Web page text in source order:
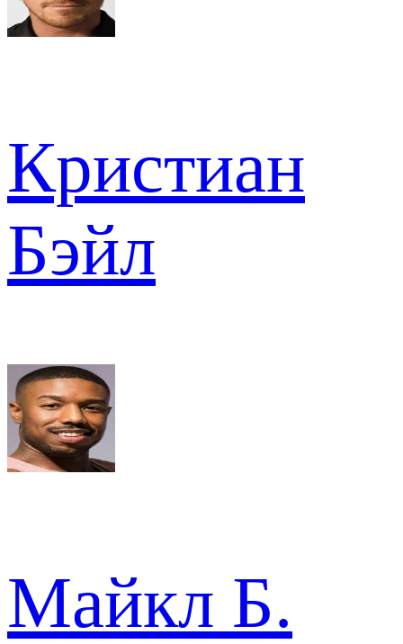
Кристиан
Бэйл
Майкл Б.